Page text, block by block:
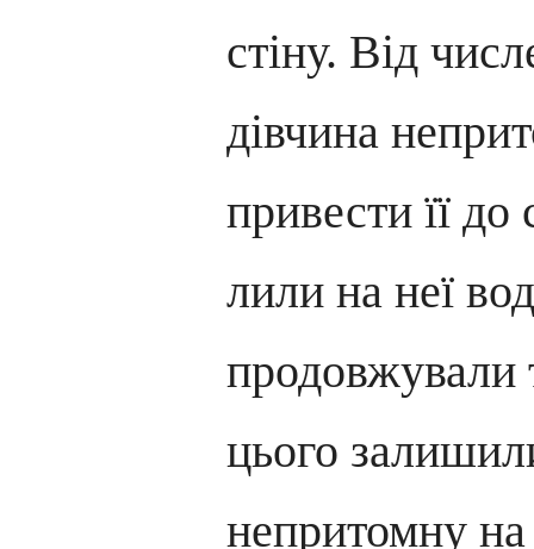
стіну. Від
дівчина
привести її
лили на неї
продовжували
цього
непритомну на